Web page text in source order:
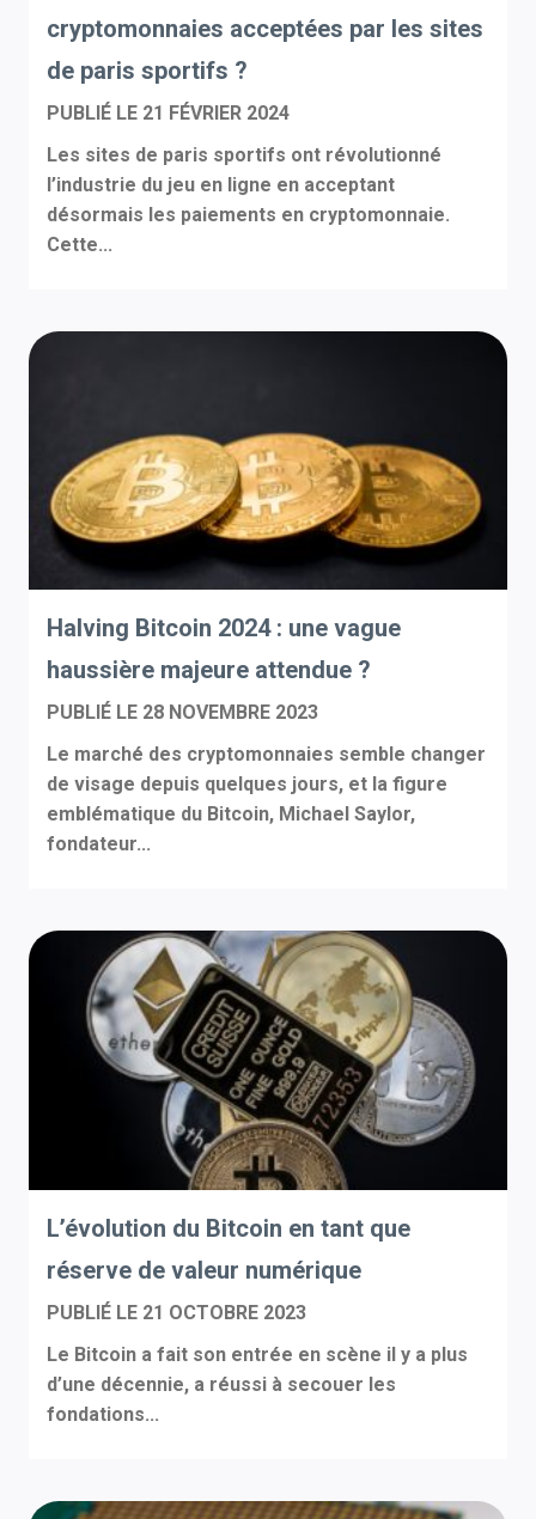
cryptomonnaies acceptées par les sites
de paris sportifs ?
PUBLIÉ LE 21 FÉVRIER 2024
Les sites de paris sportifs ont révolutionné
l’industrie du jeu en ligne en acceptant
désormais les paiements en cryptomonnaie.
Cette...
Halving Bitcoin 2024 : une vague
haussière majeure attendue ?
PUBLIÉ LE 28 NOVEMBRE 2023
Le marché des cryptomonnaies semble changer
de visage depuis quelques jours, et la figure
emblématique du Bitcoin, Michael Saylor,
fondateur...
L’évolution du Bitcoin en tant que
réserve de valeur numérique
PUBLIÉ LE 21 OCTOBRE 2023
Le Bitcoin a fait son entrée en scène il y a plus
d’une décennie, a réussi à secouer les
fondations...